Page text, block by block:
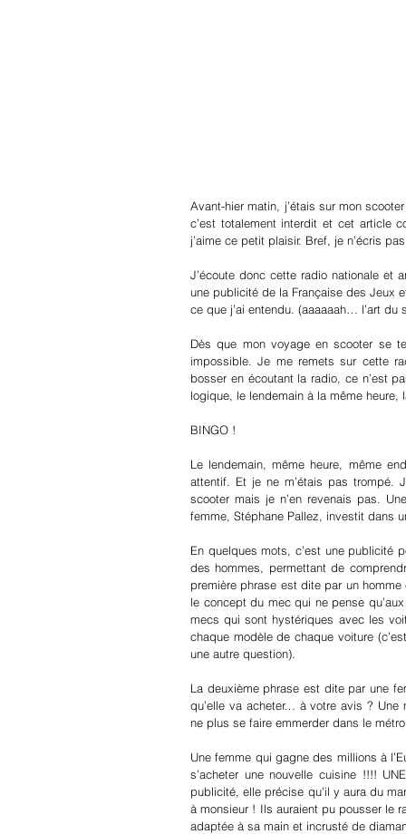
Avant-hier matin, j’étais sur mon
c’est totalement interdit et cet article
j’aime ce petit plaisir. Bref, je n’écris
J’écoute donc cette radio nationale et
une publicité de la Française des Jeux
ce que j’ai entendu. (aaaaaah… l’art du
Dès que mon voyage en scooter se
impossible. Je me remets sur cette
bosser en écoutant la radio, ce n’est
logique, le lendemain à la même
BINGO !
Le lendemain, même heure, même
attentif. Et je ne m’étais pas trompé.
scooter mais je n’en revenais pas.
femme, Stéphane Pallez, investit dans
En quelques mots, c’est une publicité
des hommes, permettant de
première phrase est dite par un
le concept du mec qui ne pense
mecs qui sont hystériques avec les
chaque modèle de chaque voiture
une autre question).
La deuxième phrase est dite par une
qu’elle va acheter… à votre avis ?
ne plus se faire emmerder dans le
Une femme qui gagne des millions à
s’acheter une nouvelle cuisine !!!!
publicité, elle précise qu’il y aura du
à monsieur ! Ils auraient pu pousser le
adaptée à sa main et incrusté de